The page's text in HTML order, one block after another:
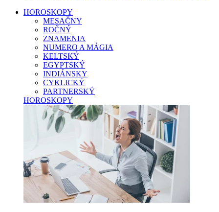
HOROSKOPY
MESAČNY
ROČNÝ
ZNAMENIA
NUMERO A MÁGIA
KELTSKÝ
EGYPTSKÝ
INDIÁNSKY
CYKLICKÝ
PARTNERSKÝ
HOROSKOPY